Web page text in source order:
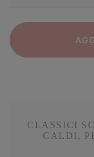
CLASSICI
CALDI,